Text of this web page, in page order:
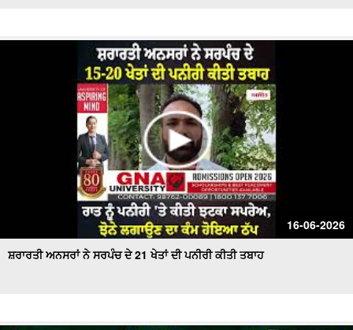
16-06-2026
ਸ਼ਰਾਰਤੀ ਅਨਸਰਾਂ ਨੇ ਸਰਪੰਚ ਦੇ 21 ਖੇਤਾਂ ਦੀ ਪਨੀਰੀ ਕੀਤੀ ਤਬਾਹ